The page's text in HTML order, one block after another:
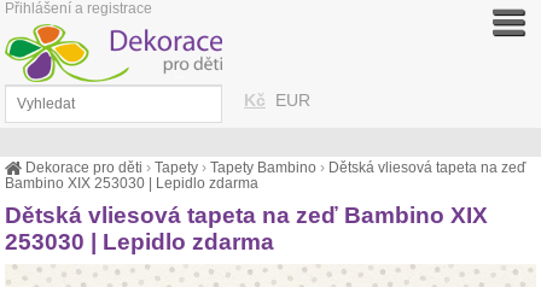
Dekorace pro děti ›Tapety ›Tapety Bambino › Dětská vliesová tapeta na zeď
Bambino XIX 253030 | Lepidlo zdarma
Dětská vliesová tapeta na zeď Bambino XIX
253030 | Lepidlo zdarma
Kč EUR
Přihlášení a registrace